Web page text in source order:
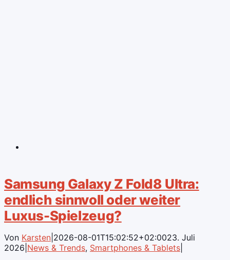
Samsung Galaxy Z Fold8 Ultra:
endlich sinnvoll oder weiter
Luxus-Spielzeug?
Von Karsten 2026-08-01T15:02:52+02:0023. Juli
2026 News & Trends, Smartphones & Tablets